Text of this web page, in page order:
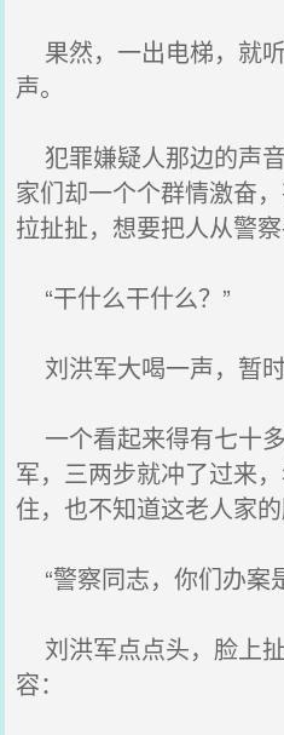
果然，一出电梯，就
声。
犯罪嫌疑人那边的声
家们却一个个群情激奋
拉扯扯，想要把人从警察
“干什么干什么？”
刘洪军大喝一声，暂时
一个看起来得有七十
军，三两步就冲了过来
住，也不知道这老人家的
“警察同志，你们办案
刘洪军点点头，脸上
容：